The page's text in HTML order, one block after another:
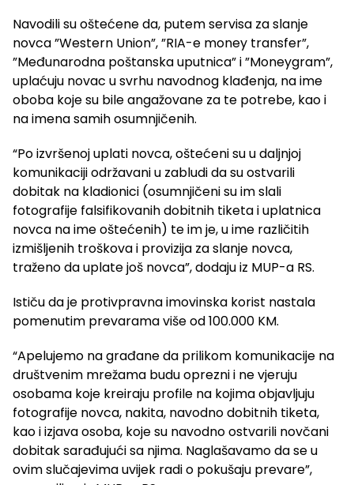
Navodili su oštećene da, putem servisa za slanje
novca ”Western Union”, ”RIA-e money transfer”,
”Međunarodna poštanska uputnica” i ”Moneygram”,
uplaćuju novac u svrhu navodnog klađenja, na ime
oboba koje su bile angažovane za te potrebe, kao i
na imena samih osumnjičenih.
“Po izvršenoj uplati novca, oštećeni su u daljnjoj
komunikaciji održavani u zabludi da su ostvarili
dobitak na kladionici (osumnjičeni su im slali
fotografije falsifikovanih dobitnih tiketa i uplatnica
novca na ime oštećenih) te im je, u ime različitih
izmišljenih troškova i provizija za slanje novca,
traženo da uplate još novca”, dodaju iz MUP-a RS.
Ističu da je protivpravna imovinska korist nastala
pomenutim prevarama više od 100.000 KM.
“Apelujemo na građane da prilikom komunikacije na
društvenim mrežama budu oprezni i ne vjeruju
osobama koje kreiraju profile na kojima objavljuju
fotografije novca, nakita, navodno dobitnih tiketa,
kao i izjava osoba, koje su navodno ostvarili novčani
dobitak sarađujući sa njima. Naglašavamo da se u
ovim slučajevima uvijek radi o pokušaju prevare”,